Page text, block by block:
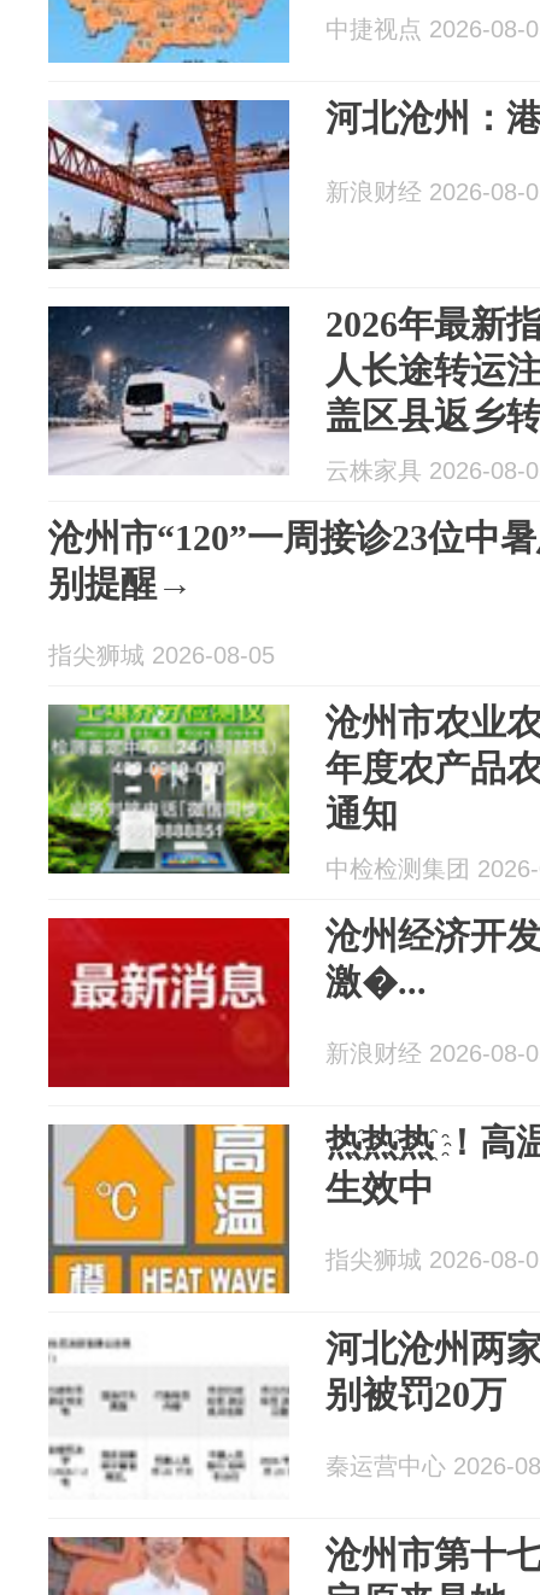
中捷视点 2026-08-
河北沧州：
新浪财经 2026-08-
2026年最新
人长途转运
盖区县返乡
要点
云株家具 2026-08-
沧州市“120”一周接诊23位中
别提醒→
指尖狮城 2026-08-05
沧州市农业
年度农产品
通知
中检检测集团
沧州经济开
激�...
新浪财经 2026-08-
热҈热҈热҈ ！
生效中
指尖狮城 2026-08-
河北沧州两
别被罚20万
秦运营中心 2026-
沧州市第十